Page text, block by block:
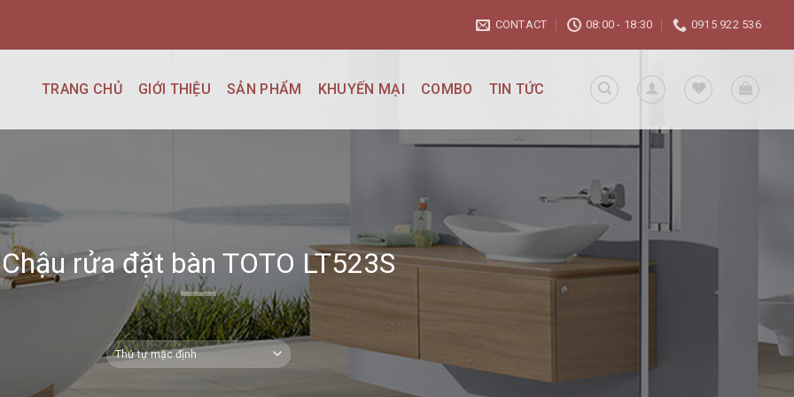
CONTACT 08:00 - 18:30 0915 922 536
TRANG CHỦ GIỚI THIỆU SẢN PHẨM KHUYẾN MẠI COMBO TIN TỨC
Chậu rửa đặt bàn TOTO LT523S